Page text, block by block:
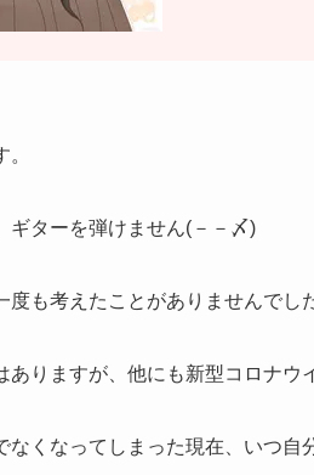
ギターを弾けません(－－〆)
も考えたことがありませんでし
りますが、他にも新型コロナウ
くなってしまった現在、いつ自